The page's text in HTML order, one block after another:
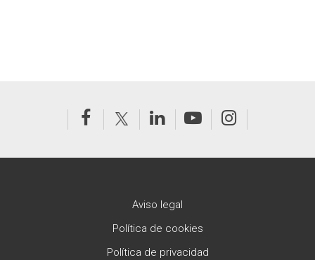
Aviso legal
Política de cookies
Política de privacidad